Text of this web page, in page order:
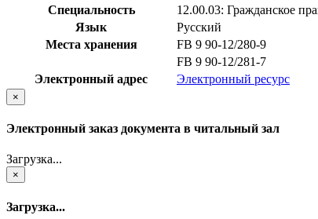
Специальность
12.00.03: Гражданское
Язык
Русский
Места хранения
FB 9 90-12/280-9
FB 9 90-12/281-7
Электронный адрес
Электронный ресурс
×
Электронный заказ документа в читальный зал
Загрузка...
×
Загрузка...